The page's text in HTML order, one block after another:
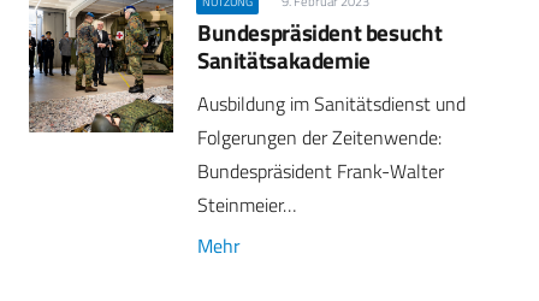
Bundespräsident besucht
Sanitätsakademie
Ausbildung im Sanitätsdienst und
Folgerungen der Zeitenwende:
Bundespräsident Frank-Walter
Steinmeier…
Mehr